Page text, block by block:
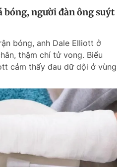
bóng, người đàn ông suýt
bóng, anh Dale Elliott ở
thậm chí tử vong. Biểu
cảm thấy đau dữ dội ở vùng